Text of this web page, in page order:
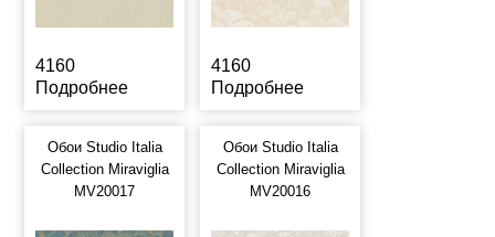
4160
Подробнее
4160
Подробнее
Обои Studio Italia
Collection Miraviglia
MV20017
Обои Studio Italia
Collection Miraviglia
MV20016